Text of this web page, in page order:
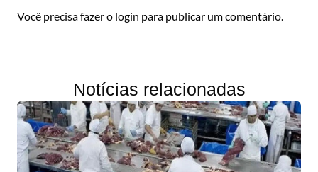
Você precisa fazer o login para publicar um comentário.
Notícias relacionadas